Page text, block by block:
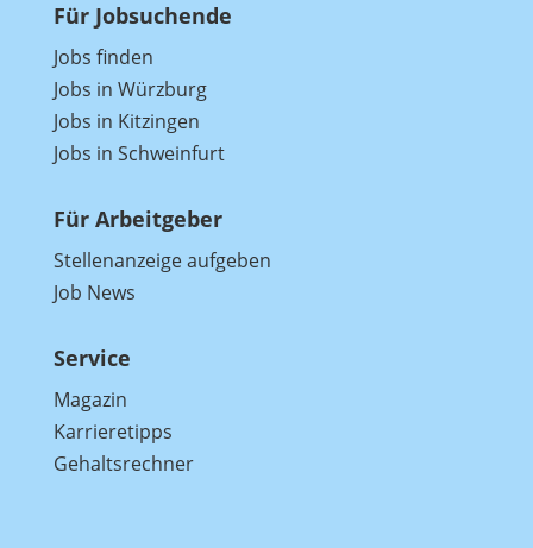
Für Jobsuchende
Jobs finden
Jobs in Würzburg
Jobs in Kitzingen
Jobs in Schweinfurt
Für Arbeitgeber
Stellenanzeige aufgeben
Job News
Service
Magazin
Karrieretipps
Gehaltsrechner